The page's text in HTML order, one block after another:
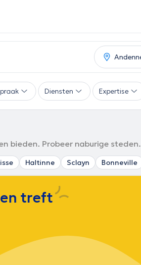
Diensten Expertise
bieden. Probeer naburige steden.
Haltinne Sclayn Bonneville
treft